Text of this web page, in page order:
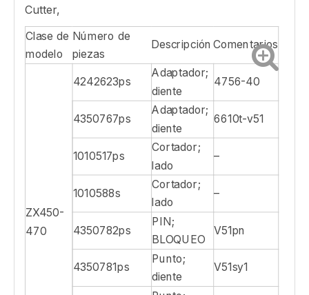
Cutter,
Clase de
modelo
Número de
piezas
Descripción Comentarios
ZX450-
470
4242623ps
Adaptador;
diente
4756-40
4350767ps
Adaptador;
diente
6610t-v51
1010517ps
Cortador;
lado
–
1010588s
Cortador;
lado
–
4350782ps
PIN;
BLOQUEO
V51pn
4350781ps
Punto;
diente
V51sy1